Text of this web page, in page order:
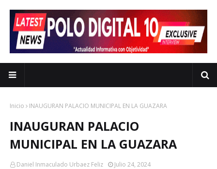
Inicio INAUGURAN PALACIO MUNICIPAL EN LA GUAZARA
INAUGURAN PALACIO
MUNICIPAL EN LA GUAZARA
Daniel Inmaculado Urbaez Feliz Julio 24, 2024